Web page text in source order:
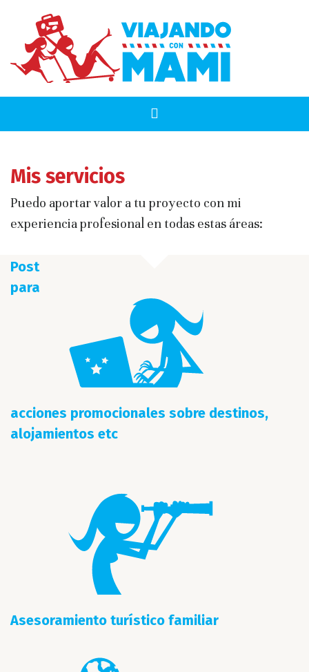
Mis servicios
Puedo aportar valor a tu proyecto con mi
experiencia profesional en todas estas áreas:
Post
para
acciones promocionales sobre destinos,
alojamientos etc
Asesoramiento turístico familiar